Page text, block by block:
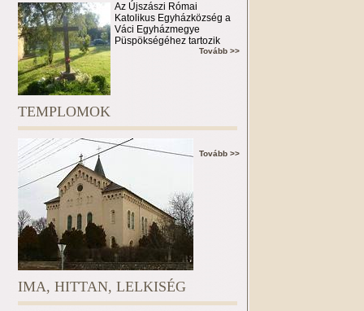
Az Újszászi Római
Katolikus Egyházközség a
Váci Egyházmegye
Püspökségéhez tartozik
Tovább >>
TEMPLOMOK
Tovább >>
IMA, HITTAN, LELKISÉG